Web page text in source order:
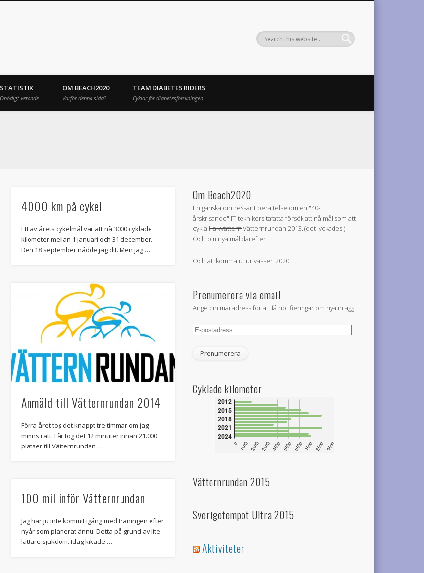
STATISTIK
Onödigt vetande
OM BEACH2020
Varför denna sida?
TEAM DIABETES RIDERS
Cyklar för diabetesforskningen
4000 km på cykel
Ett av årets cykelmål var att nå 3000 cyklade
kilometer mellan 1 januari och 31 december.
Den 18 september nådde jag dit. Men jag …
Anmäld till Vätternrundan 2014
Förra året tog det knappt tre timmar om jag
minns rätt. I år tog det 12 minuter innan 21.000
platser till Vätternrundan …
100 mil inför Vätternrundan
Jag har ju inte kommit igång med träningen efter
nyår som planerat ännu. Detta på grund av lite
lättare sjukdom. Idag kikade …
Om Beach2020
En ganska ointressant berättelse om en "40-
årskrisande" IT-teknikers tafatta försök att nå mål som att
cyklaHalvvätternVätternrundan 2013. (det lyckades!)
Och om nya mål därefter.
Och att komma ut ur vassen 2020.
Prenumerera via email
Ange din mailadress för att få notifieringar om nya inlägg.
E-
Cyklade kilometer
Vätternrundan 2015
Sverigetempot Ultra 2015
Aktiviteter